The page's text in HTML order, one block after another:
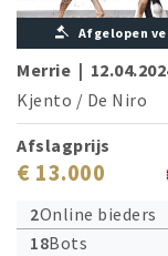
Afgelopen
Merrie |
Kjento / De Niro
Afslagprijs
€ 13.000
2Online bieders
18Bots